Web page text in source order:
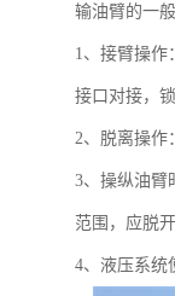
输油臂的一
1、接臂操作
接口对接，
2、脱离操作
3、操纵油臂
范围，应脱
4、液压系统